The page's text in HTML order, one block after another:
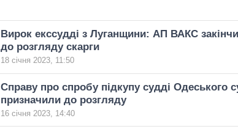
Вирок екссудді з Луганщини: АП ВАКС
до розгляду скарги
18 січня 2023, 11:50
Справу про спробу підкупу судді Одеського
призначили до розгляду
16 січня 2023, 14:40